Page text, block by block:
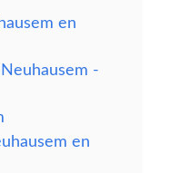
en
-
en